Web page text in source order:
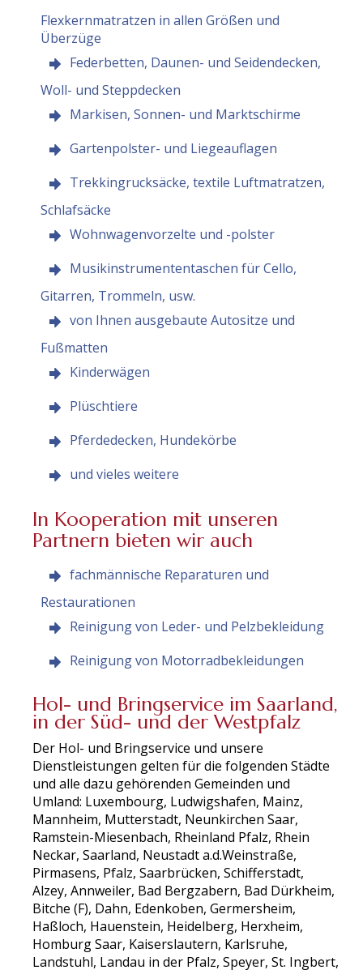
Flexkernmatratzen in allen Größen und
Überzüge
Federbetten, Daunen- und Seidendecken,
Woll- und Steppdecken
Markisen, Sonnen- und Marktschirme
Gartenpolster- und Liegeauflagen
Trekkingrucksäcke, textile Luftmatratzen,
Schlafsäcke
Wohnwagenvorzelte und -polster
Musikinstrumententaschen für Cello,
Gitarren, Trommeln, usw.
von Ihnen ausgebaute Autositze und
Fußmatten
Kinderwägen
Plüschtiere
Pferdedecken, Hundekörbe
und vieles weitere
In Kooperation mit unseren
Partnern bieten wir auch
fachmännische Reparaturen und
Restaurationen
Reinigung von Leder- und Pelzbekleidung
Reinigung von Motorradbekleidungen
Hol- und Bringservice im Saarland,
in der Süd- und der Westpfalz
Der Hol- und Bringservice und unsere
Dienstleistungen gelten für die folgenden Städte
und alle dazu gehörenden Gemeinden und
Umland: Luxembourg, Ludwigshafen, Mainz,
Mannheim, Mutterstadt, Neunkirchen Saar,
Ramstein-Miesenbach, Rheinland Pfalz, Rhein
Neckar, Saarland, Neustadt a.d.Weinstraße,
Pirmasens, Pfalz, Saarbrücken, Schifferstadt,
Alzey, Annweiler, Bad Bergzabern, Bad Dürkheim,
Bitche (F), Dahn, Edenkoben, Germersheim,
Haßloch, Hauenstein, Heidelberg, Herxheim,
Homburg Saar, Kaiserslautern, Karlsruhe,
Landstuhl, Landau in der Pfalz, Speyer, St. Ingbert,